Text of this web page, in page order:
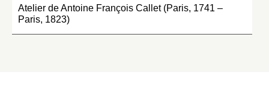
Atelier de Antoine François Callet (Paris, 1741 –
Paris, 1823)